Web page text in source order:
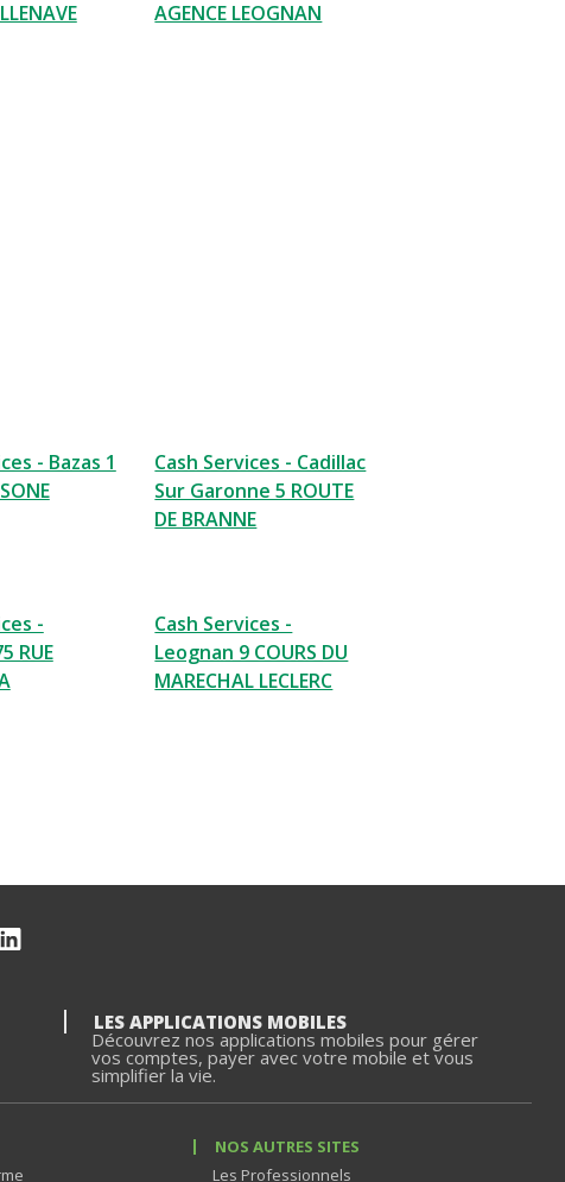
AGENCE LEOGNAN
- Bazas 1
Cash Services - Cadillac
Sur Garonne 5 ROUTE
DE BRANNE
-
RUE
Cash Services -
Leognan 9 COURS DU
MARECHAL LECLERC
LES APPLICATIONS MOBILES
Découvrez nos applications mobiles pour gérer
vos comptes, payer avec votre mobile et vous
simplifier la vie.
NOS AUTRES SITES
Les Professionnels